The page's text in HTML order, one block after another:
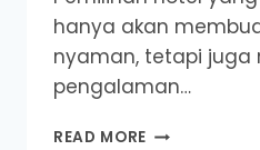
hanya akan
nyaman, tetapi juga
pengalaman…
READ MORE 5